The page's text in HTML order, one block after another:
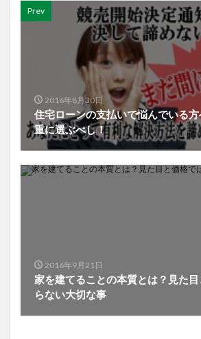
Prev
2016年8月30日
住宅ローンの支払いで悩んでいる
重に選ぶべし！
2016年9月21日
家を建てることの本質とは？見た
らない大切な事